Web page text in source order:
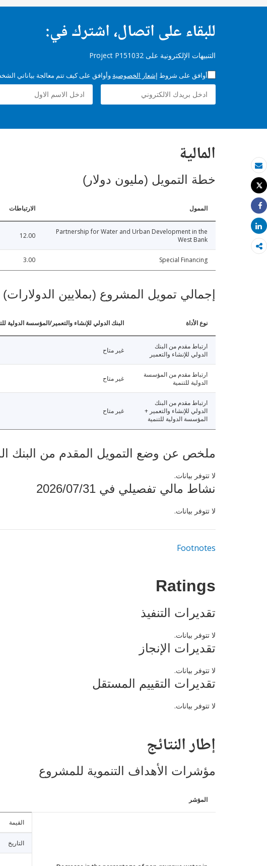
بريد الكتروني
طباعة
Tweet
Share
Share
للبقاء على اتصال، اشترك في:
التنبيهات الإلكترونية على Project P151032
أوافق على شروط إشعار الخصوصية وأوافق على كيف تتم معالجة بياناتي
المالية
خطة التمويل (مليون دولار)
الممول الارتباطات
Partnership for Water and Urban Development in the
West Bank
12.00
Special Financing
3.00
إجمالي تمويل المشروع (بملايين الدولارات)
نوع الأداة البنك الدولي للإنشاء والتعمير/المؤسسة الدولية
ارتباط مقدم من البنك
الدولي للإنشاء والتعمير
غير متاح
ارتباط مقدم من المؤسسة
الدولية للتنمية
غير متاح
ارتباط مقدم من البنك
الدولي للإنشاء والتعمير +
المؤسسة الدولية للتنمية
غير متاح
ملخص عن وضع التمويل المقدم من البنك الدولي
لا تتوفر بيانات.
نشاط مالي تفصيلي في 2026/07/31
لا تتوفر بيانات.
Footnotes
Ratings
تقديرات التنفيذ
لا تتوفر بيانات.
تقديرات الإنجاز
لا تتوفر بيانات.
تقديرات التقييم المستقل
لا تتوفر بيانات.
إطار النتائج
مؤشرات الأهداف التنموية للمشروع
المؤشر
القيمة
التاريخ